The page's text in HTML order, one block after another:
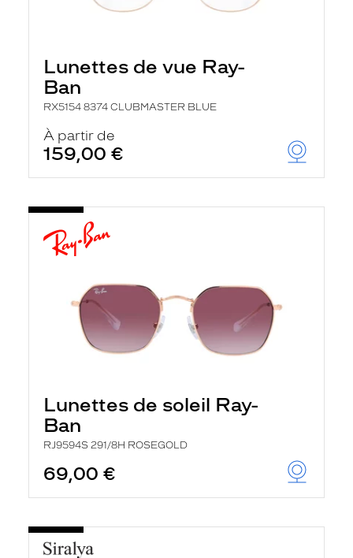
Lunettes de vue Ray-
Ban
RX5154 8374 CLUBMASTER BLUE
À partir de
159,00 €
Lunettes de soleil Ray-
Ban
RJ9594S 291/8H ROSEGOLD
69,00 €